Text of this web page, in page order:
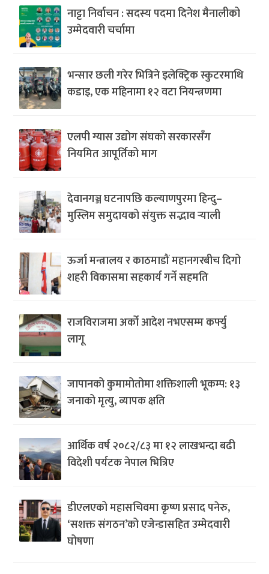
नाट्टा निर्वाचन : सदस्य पदमा दिनेश मैनालीको
उम्मेदवारी चर्चामा
भन्सार छली गरेर भित्रिने इलेक्ट्रिक स्कुटरमाथि
कडाइ, एक महिनामा १२ वटा नियन्त्रणमा
एलपी ग्यास उद्योग संघको सरकारसँग
नियमित आपूर्तिको माग
देवानगञ्ज घटनापछि कल्याणपुरमा हिन्दु–
मुस्लिम समुदायको संयुक्त सद्भाव र्‍याली
ऊर्जा मन्त्रालय र काठमाडौं महानगरबीच दिगो
शहरी विकासमा सहकार्य गर्ने सहमति
राजविराजमा अर्को आदेश नभएसम्म कर्फ्यु
लागू
जापानको कुमामोतोमा शक्तिशाली भूकम्प: १३
जनाको मृत्यु, व्यापक क्षति
आर्थिक वर्ष २०८२/८३ मा १२ लाखभन्दा बढी
विदेशी पर्यटक नेपाल भित्रिए
डीएलएको महासचिवमा कृष्ण प्रसाद पनेरु,
‘सशक्त संगठन’को एजेन्डासहित उम्मेदवारी
घोषणा